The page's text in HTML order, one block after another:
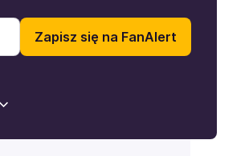
Zapisz się na FanAlert